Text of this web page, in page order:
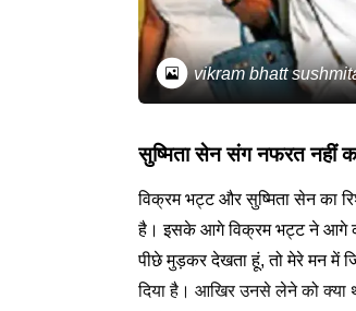
vikram bhatt
सुष्मिता सेन संग नफरत नहीं
विक्रम भट्ट और सुष्मिता सेन का
है। इसके आगे विक्रम भट्ट ने आगे
पीछे मुड़कर देखता हूं, तो मेरे मन में
दिया है। आखिर उनसे लेने को क्या